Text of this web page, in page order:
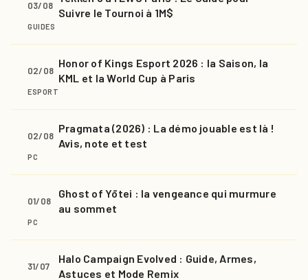
03/08
Suivre le Tournoi à 1M$
GUIDES
02/08
Honor of Kings Esport 2026 : la Saison, la
KML et la World Cup à Paris
ESPORT
02/08
Pragmata (2026) : La démo jouable est là !
Avis, note et test
PC
01/08
Ghost of Yōtei : la vengeance qui murmure
au sommet
PC
31/07
Halo Campaign Evolved : Guide, Armes,
Astuces et Mode Remix